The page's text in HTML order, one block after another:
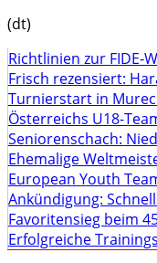
(dt)
Richtlinien zur FIDE-
Frisch rezensiert:
Turnierstart in
Österreichs U18-
Seniorenschach:
Ehemalige
European Youth
Ankündigung:
Favoritensieg beim
Erfolgreiche